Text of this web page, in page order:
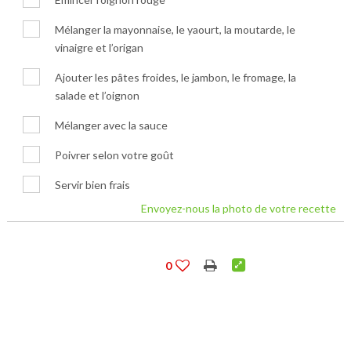
Mélanger la mayonnaise, le yaourt, la moutarde, le
vinaigre et l’origan
Ajouter les pâtes froides, le jambon, le fromage, la
salade et l’oignon
Mélanger avec la sauce
Poivrer selon votre goût
Servir bien frais
Envoyez-nous la photo de votre recette
0